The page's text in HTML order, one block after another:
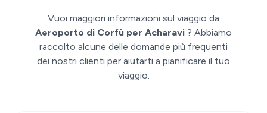
Vuoi maggiori informazioni sul viaggio da
Aeroporto di Corfù per Acharavi ? Abbiamo
raccolto alcune delle domande più frequenti
dei nostri clienti per aiutarti a pianificare il tuo
viaggio.